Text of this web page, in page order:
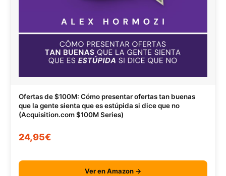
Ofertas de $100M: Cómo presentar ofertas tan buenas
que la gente sienta que es estúpida si dice que no
(Acquisition.com $100M Series)
24,95€
Ver en Amazon →